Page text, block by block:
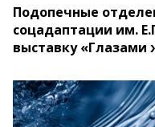
Подопечные
соцадаптации им.
выставку